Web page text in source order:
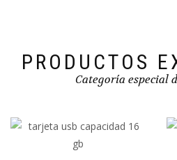
PRODUCTOS
Categoría especial